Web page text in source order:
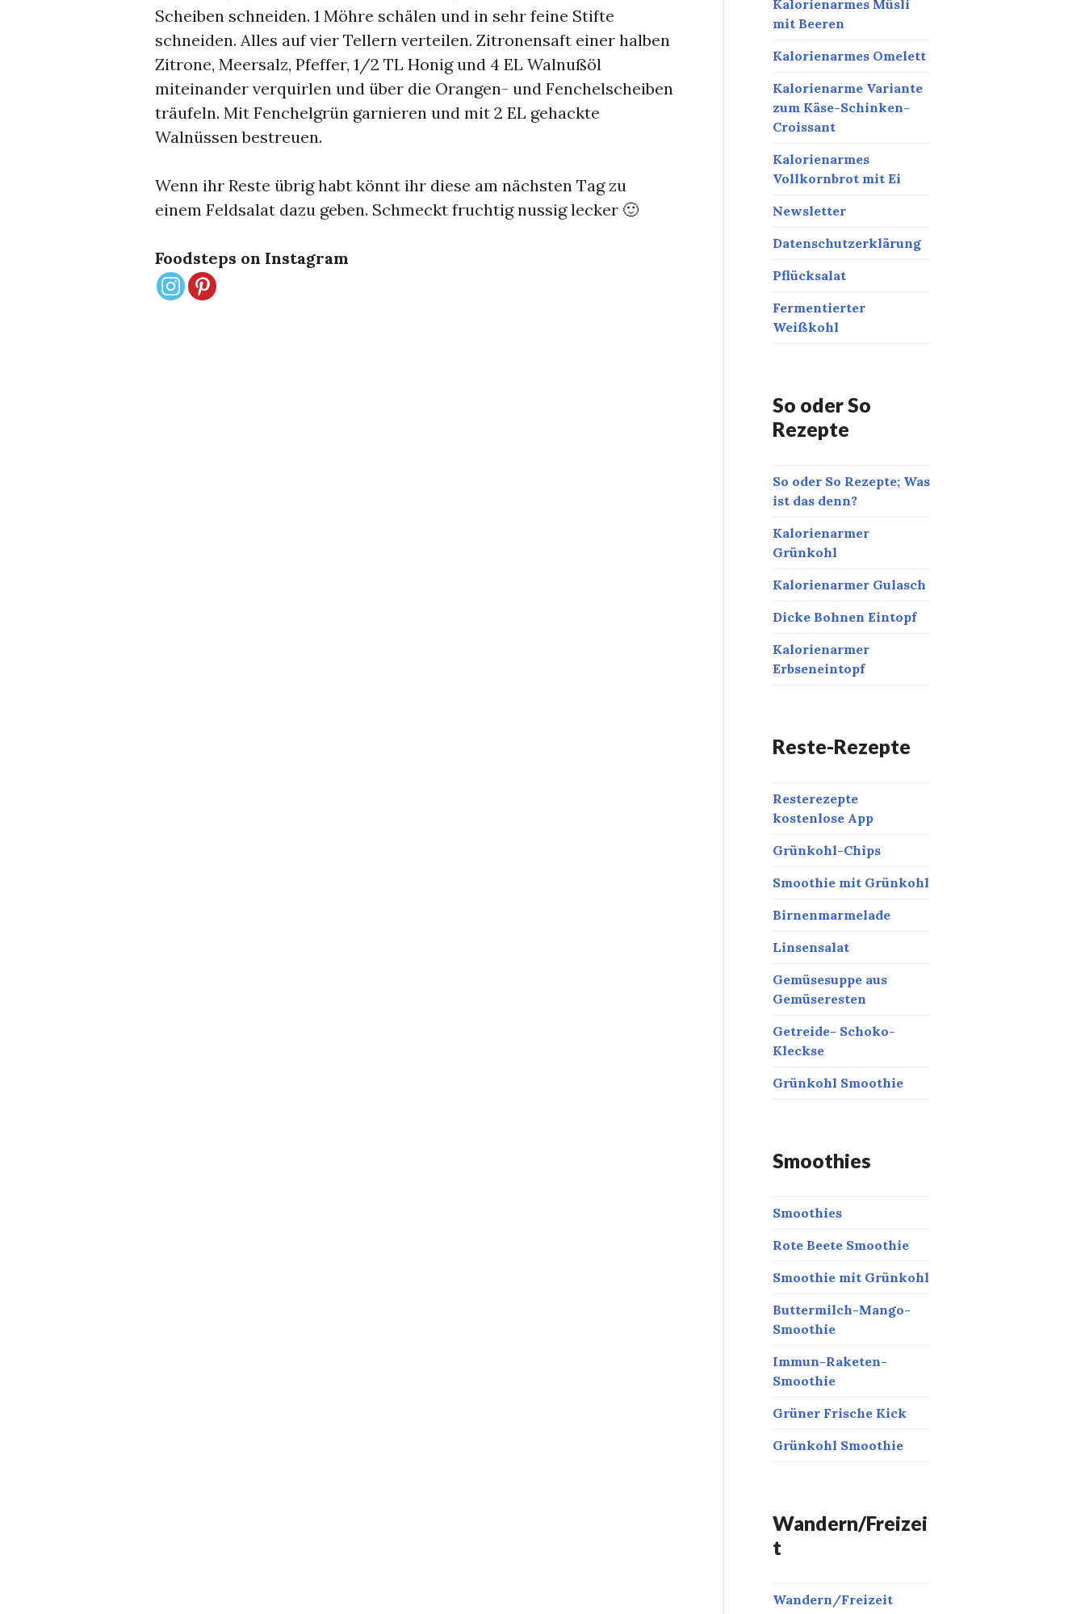
Scheiben schneiden. 1 Möhre schälen und in sehr feine Stifte
schneiden. Alles auf vier Tellern verteilen. Zitronensaft einer halben
Zitrone, Meersalz, Pfeffer, 1/2 TL Honig und 4 EL Walnußöl
miteinander verquirlen und über die Orangen- und Fenchelscheiben
träufeln. Mit Fenchelgrün garnieren und mit 2 EL gehackte
Walnüssen bestreuen.
Wenn ihr Reste übrig habt könnt ihr diese am nächsten Tag zu
einem Feldsalat dazu geben. Schmeckt fruchtig nussig lecker 🙂
Foodsteps on Instagram
Kalorienarmes Müsli
mit Beeren
Kalorienarmes Omelett
Kalorienarme Variante
zum Käse-Schinken-
Croissant
Kalorienarmes
Vollkornbrot mit Ei
Newsletter
Datenschutzerklärung
Pflücksalat
Fermentierter
Weißkohl
So oder So
Rezepte
So oder So Rezepte; Was
ist das denn?
Kalorienarmer
Grünkohl
Kalorienarmer Gulasch
Dicke Bohnen Eintopf
Kalorienarmer
Erbseneintopf
Reste-Rezepte
Resterezepte
kostenlose App
Grünkohl-Chips
Smoothie mit Grünkohl
Birnenmarmelade
Linsensalat
Gemüsesuppe aus
Gemüseresten
Getreide- Schoko-
Kleckse
Grünkohl Smoothie
Smoothies
Smoothies
Rote Beete Smoothie
Smoothie mit Grünkohl
Buttermilch-Mango-
Smoothie
Immun-Raketen-
Smoothie
Grüner Frische Kick
Grünkohl Smoothie
Wandern/Freizei
t
Wandern/Freizeit